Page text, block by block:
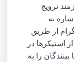
ترویج
به
از طریق
استیکرها در
را به